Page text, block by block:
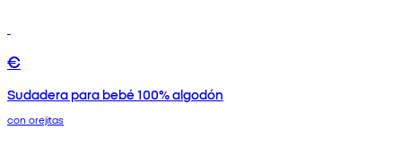
€
Sudadera para bebé 100% algodón
con orejitas